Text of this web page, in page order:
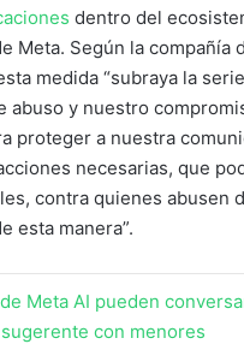
dentro del
Meta. Según la compañía
medida “subraya la
abuso y nuestro
proteger a nuestra
necesarias, que
contra quienes abusen
esta manera”.
de Meta AI pueden
con menores